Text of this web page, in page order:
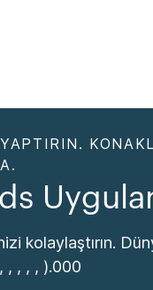
kolaylaştırın.
, , , , ).000